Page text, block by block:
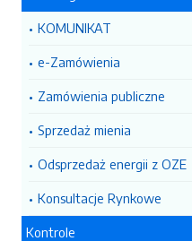
KOMUNIKAT
e-Zamówienia
Zamówienia publiczne
Sprzedaż mienia
Odsprzedaż energii z OZE
Konsultacje Rynkowe
Kontrole